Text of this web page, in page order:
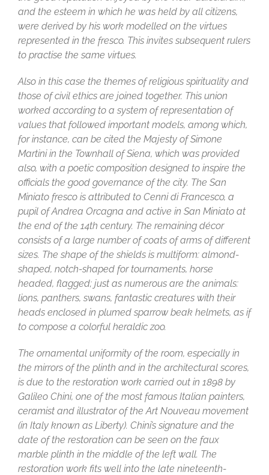
and the esteem in which he was held by all citizens,
were derived by his work modelled on the virtues
represented in the fresco. This invites subsequent rulers
to practise the same virtues.
Also in this case the themes of religious spirituality and
those of civil ethics are joined together. This union
worked according to a system of representation of
values that followed important models, among which,
for instance, can be cited the Majesty of Simone
Martini in the Townhall of Siena, which was provided
also, with a poetic composition designed to inspire the
officials the good governance of the city. The San
Miniato fresco is attributed to Cenni di Francesco, a
pupil of Andrea Orcagna and active in San Miniato at
the end of the 14th century. The remaining décor
consists of a large number of coats of arms of different
sizes. The shape of the shields is multiform: almond-
shaped, notch-shaped for tournaments, horse
headed, flagged; just as numerous are the animals:
lions, panthers, swans, fantastic creatures with their
heads enclosed in plumed sparrow beak helmets, as if
to compose a colorful heraldic zoo.
The ornamental uniformity of the room, especially in
the mirrors of the plinth and in the architectural scores,
is due to the restoration work carried out in 1898 by
Galileo Chini, one of the most famous Italian painters,
ceramist and illustrator of the Art Nouveau movement
(in Italy known as Liberty). Chini’s signature and the
date of the restoration can be seen on the faux
marble plinth in the middle of the left wall. The
restoration work fits well into the late nineteenth-